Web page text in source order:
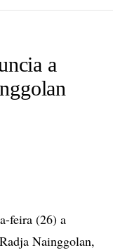
a
feira (26) a
Nainggolan,